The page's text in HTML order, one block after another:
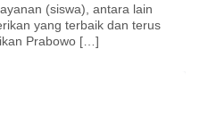
(siswa), antara lain
yang terbaik dan terus
Prabowo […]